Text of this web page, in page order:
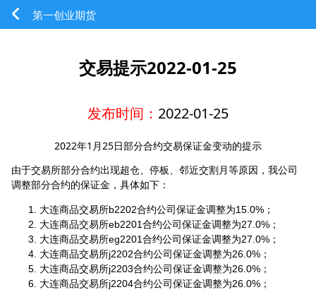
第一创业期货
交易提示2022-01-25
发布时间： 2022-01-25
2022年1月25日部分合约交易保证金变动的提示
由于交易所部分合约出现超仓、停板、邻近交割月等原因，我公司
调整部分合约的保证金，具体如下：
大连商品交易所b2202合约公司保证金调整为15.0%；
大连商品交易所eb2201合约公司保证金调整为27.0%；
大连商品交易所eg2201合约公司保证金调整为27.0%；
大连商品交易所j2202合约公司保证金调整为26.0%；
大连商品交易所j2203合约公司保证金调整为26.0%；
大连商品交易所j2204合约公司保证金调整为26.0%；